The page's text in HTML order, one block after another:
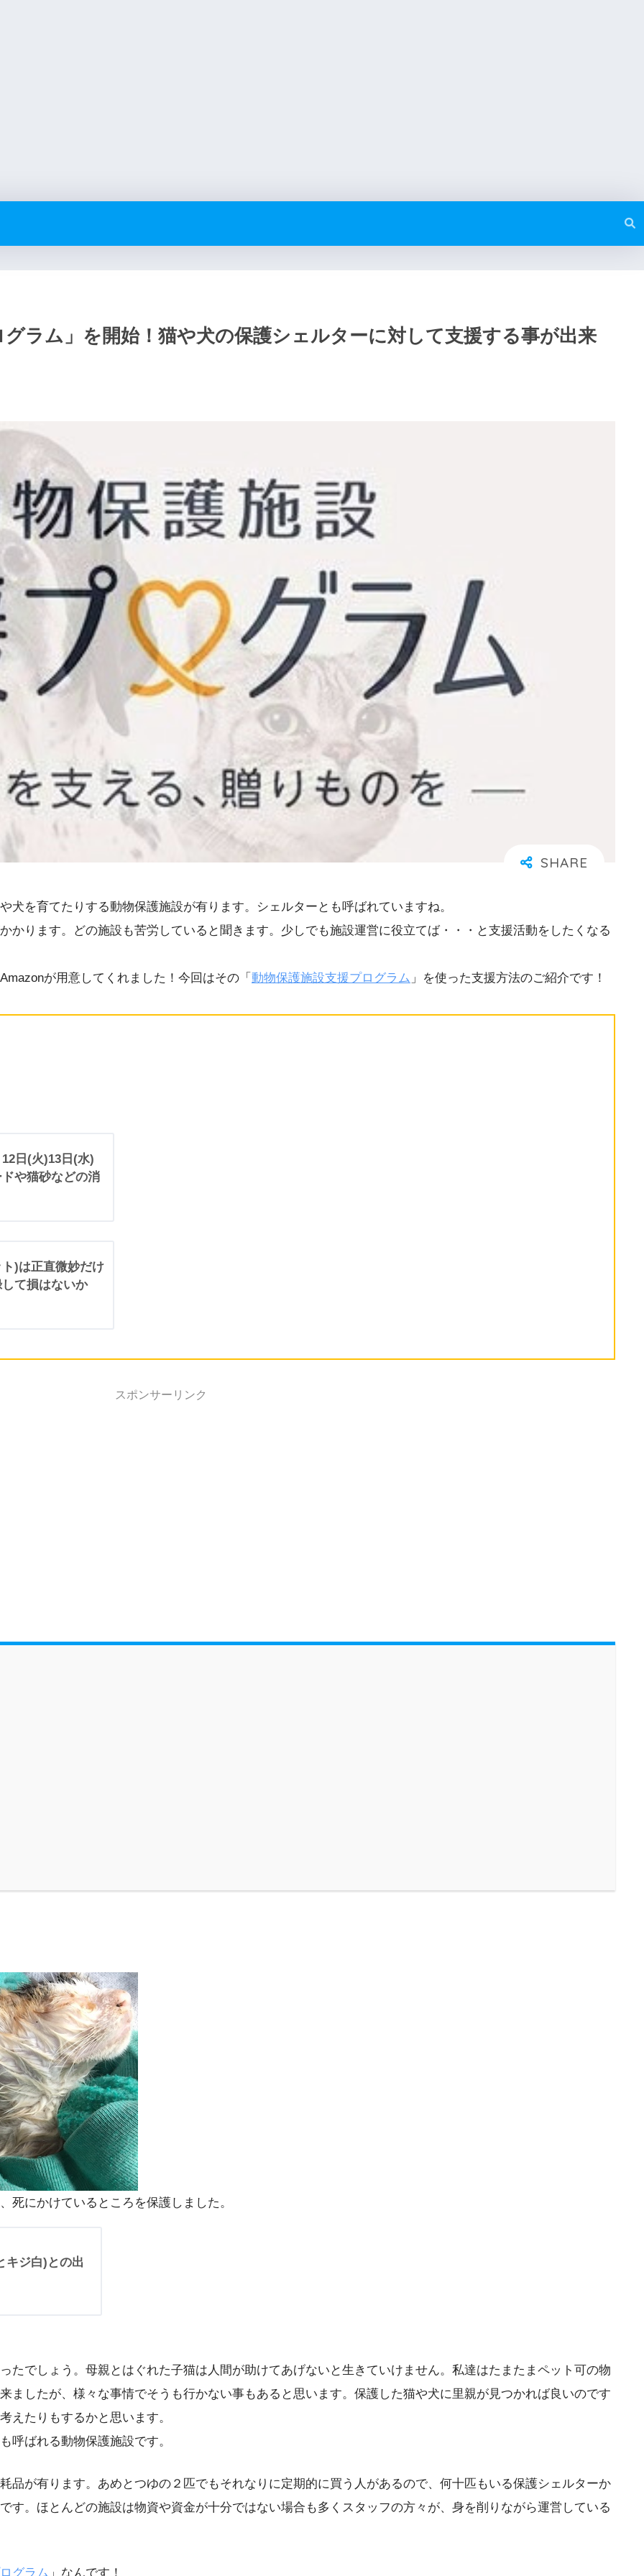
ラム」を開始！猫や犬の保護シェルターに対して支援する事が出来
を育てたりする動物保護施設が有ります。シェルターとも呼ばれていますね。
かります。どの施設も苦労していると聞きます。少しでも施設運営に役立てば・・・と支援活動をしたくなる
が用意してくれました！今回はその「 動物保護施設支援プログラム 」を使った支援方法のご紹介です！
日(火)13日(水)
や猫砂などの消
)は正直微妙だけ
て損はないか
スポンサーリンク
死にかけているところを保護しました。
キジ白)との出
たでしょう。母親とはぐれた子猫は人間が助けてあげないと生きていけません。私達はたまたまペット可の物
ましたが、様々な事情でそうも行かない事もあると思います。保護した猫や犬に里親が見つかれば良いのです
えたりもするかと思います。
呼ばれる動物保護施設です。
品が有ります。あめとつゆの２匹でもそれなりに定期的に買う人があるので、何十匹もいる保護シェルターか
す。ほとんどの施設は物資や資金が十分ではない場合も多くスタッフの方々が、身を削りながら運営している
グラム 」なんです！